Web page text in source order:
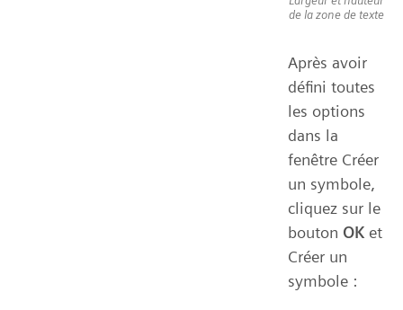
de la zone de texte
Après avoir
défini toutes
les options
dans la
fenêtre Créer
un symbole,
cliquez sur le
bouton OK et
Créer un
symbole :